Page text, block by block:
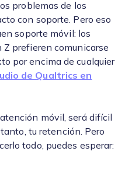
problemas de los
con soporte. Pero eso
soporte móvil: los
prefieren comunicarse
por encima de cualquier
de Qualtrics en
móvil, será difícil
tu retención. Pero
todo, puedes esperar: